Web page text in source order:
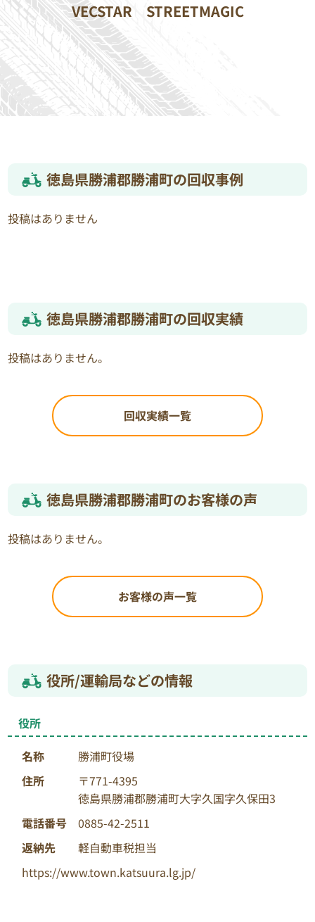
VECSTAR
STREETMAGIC
徳島県勝浦郡勝浦町の回収事例
投稿はありません
徳島県勝浦郡勝浦町の回収実績
投稿はありません。
回収実績一覧
徳島県勝浦郡勝浦町のお客様の声
投稿はありません。
お客様の声一覧
役所/運輸局などの情報
役所
名称
勝浦町役場
住所
〒771-4395
徳島県勝浦郡勝浦町大字久国字久保田3
電話番号
0885-42-2511
返納先
軽自動車税担当
https://www.town.katsuura.lg.jp/